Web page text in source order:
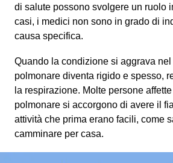
di salute possono svolgere un ruolo
casi, i medici non sono in grado di
causa specifica.
Quando la condizione si aggrava
polmonare diventa rigido e spesso,
la respirazione. Molte persone
polmonare si accorgono di avere il
attività che prima erano facili, come
camminare per casa.